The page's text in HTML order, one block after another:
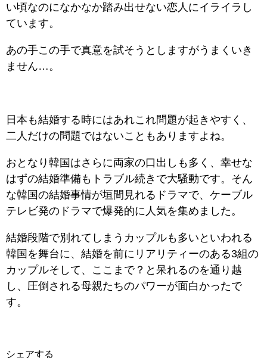
い頃なのになかなか踏み出せない恋人にイライラし
ています。
あの手この手で真意を試そうとしますがうまくいき
ません…。
日本も結婚する時にはあれこれ問題が起きやすく、
二人だけの問題ではないこともありますよね。
おとなり韓国はさらに両家の口出しも多く、幸せな
はずの結婚準備もトラブル続きで大騒動です。そん
な韓国の結婚事情が垣間見れるドラマで、ケーブル
テレビ発のドラマで爆発的に人気を集めました。
結婚段階で別れてしまうカップルも多いといわれる
韓国を舞台に、結婚を前にリアリティーのある3組の
カップルそして、ここまで？と呆れるのを通り越
し、圧倒される母親たちのパワーが面白かったで
す。
シェアする